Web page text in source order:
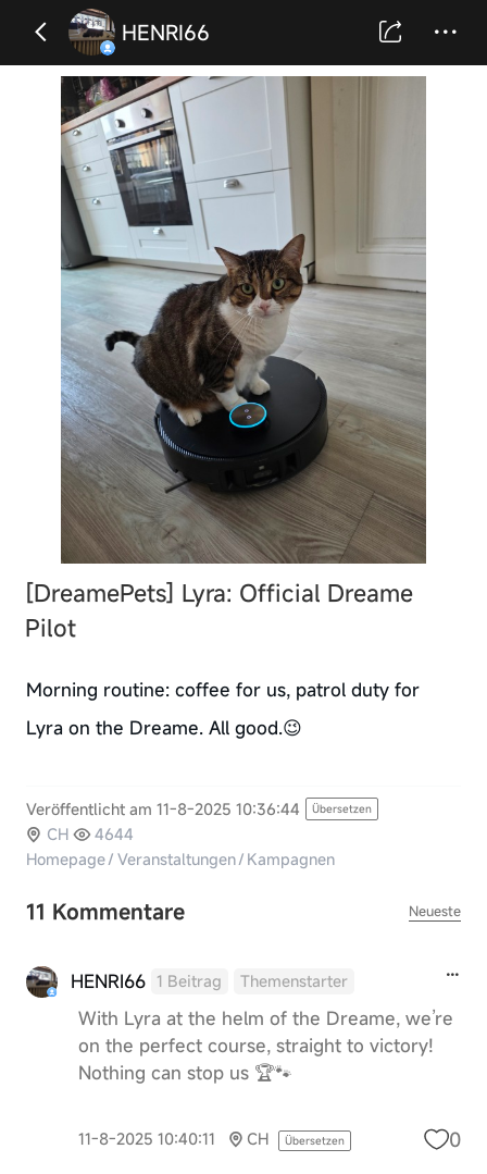
HENRI66
[DreamePets] Lyra: Official Dreame
Pilot
Morning routine: coffee for us, patrol duty for
Lyra on the Dreame. All good.😉
Veröffentlicht am 11-8-2025 10:36:44 Übersetzen
CH
4644
Homepage/ Veranstaltungen/ Kampagnen
11 Kommentare Neueste
HENRI66 1 Beitrag Themenstarter
With Lyra at the helm of the Dreame, we’re
on the perfect course, straight to victory!
Nothing can stop us 🏆🐾
11-8-2025 10:40:11 CH Übersetzen 0